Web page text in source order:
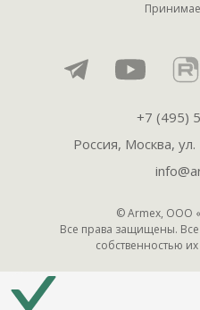
+7 (495)
Россия, Москва,
© Armex, ООО
Все права защищены.
собственностью